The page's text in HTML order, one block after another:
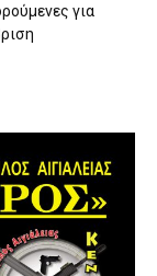
για